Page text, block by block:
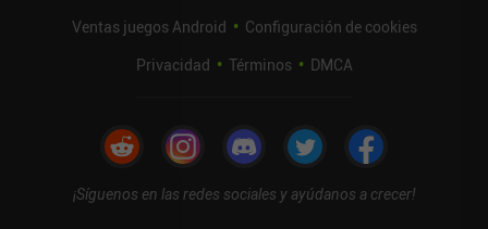
Ventas juegos Android
Configuración de cookies
Privacidad
Términos DMCA
¡Síguenos en las redes sociales y ayúdanos a crecer!